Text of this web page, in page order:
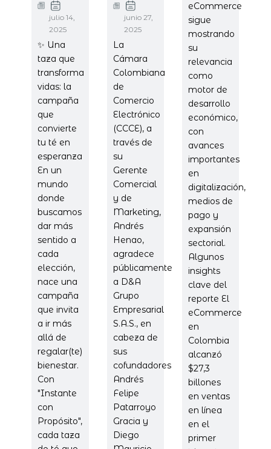
julio 14,
2025
✨ Una
taza que
transforma
vidas: la
campaña
que
convierte
tu té en
esperanza
En un
mundo
donde
buscamos
dar más
sentido a
cada
elección,
nace una
campaña
que invita
a ir más
allá de
regalar(te)
bienestar.
Con
"Instante
con
Propósito",
cada taza
junio 27,
2025
La
Cámara
Colombiana
de
Comercio
Electrónico
(CCCE), a
través de
su
Gerente
Comercial
y de
Marketing,
Andrés
Henao,
agradece
públicamente
a D&A
Grupo
Empresarial
S.A.S., en
cabeza de
sus
cofundadores
Andrés
Felipe
Patarroyo
Gracia y
Diego
eCommerce
sigue
mostrando
su
relevancia
como
motor de
desarrollo
económico,
con
avances
importantes
en
digitalización,
medios de
pago y
expansión
sectorial.
Algunos
insights
clave del
reporte El
eCommerce
en
Colombia
alcanzó
$27,3
billones
en ventas
en línea
en el
primer